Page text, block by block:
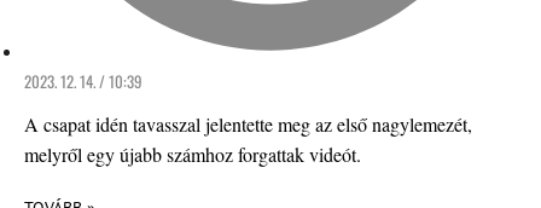
2023. 12. 14. / 10:39
A csapat idén tavasszal jelentette meg az első nagylemezét,
melyről egy újabb számhoz forgattak videót.